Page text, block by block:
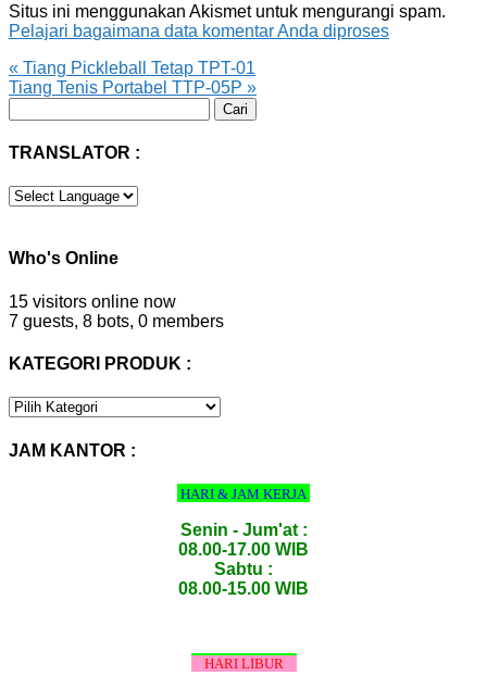
Situs ini menggunakan Akismet untuk mengurangi spam.
Pelajari bagaimana data komentar Anda diproses
« Tiang Pickleball Tetap TPT-01
Tiang Tenis Portabel TTP-05P »
untuk:
TRANSLATOR :
Who's Online
15 visitors online now
7 guests, 8 bots, 0 members
KATEGORI PRODUK :
KATEGORI
JAM KANTOR :
HARI & JAM KERJA
Senin - Jum'at :
08.00-17.00 WIB
Sabtu :
08.00-15.00 WIB
HARI LIBUR